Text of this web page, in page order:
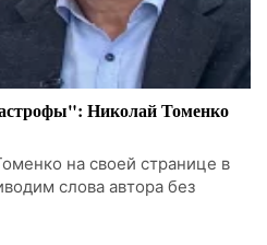
Николай Томенко
на своей странице в
слова автора без